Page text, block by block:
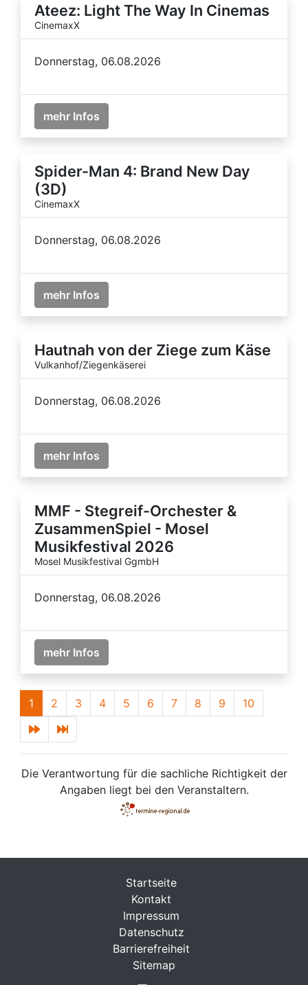
Ateez: Light The Way In Cinemas
CinemaxX
Donnerstag, 06.08.2026
mehr Infos
Spider-Man 4: Brand New Day
(3D)
CinemaxX
Donnerstag, 06.08.2026
mehr Infos
Hautnah von der Ziege zum Käse
Vulkanhof/Ziegenkäserei
Donnerstag, 06.08.2026
mehr Infos
MMF - Stegreif-Orchester &
ZusammenSpiel - Mosel
Musikfestival 2026
Mosel Musikfestival GgmbH
Donnerstag, 06.08.2026
mehr Infos
1 2 3 4 5 6 7 8 9 10
Die Verantwortung für die sachliche Richtigkeit der
Angaben liegt bei den Veranstaltern.
Startseite
Kontakt
Impressum
Datenschutz
Barrierefreiheit
Sitemap